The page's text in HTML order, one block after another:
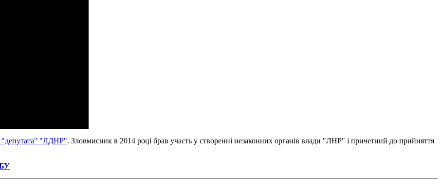
"депутата" "ЛДНР". Зловмисник в 2014 році брав участь у створенні незаконних органів влади "ЛНР" і причетний до прийняття